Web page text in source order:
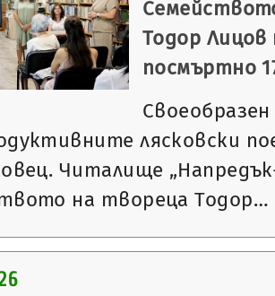
Тодор
посмъртно
лясковски
Читалище
на твореца Тодор…